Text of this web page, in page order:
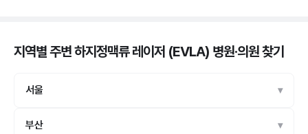
지역별 주변 하지정맥류 레이저 (EVLA) 병원·의원찾기
서울
부산